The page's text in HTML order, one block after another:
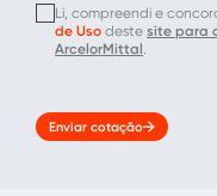
Li, compreendi e
de Uso deste site para
ArcelorMittal.
Enviar cotação